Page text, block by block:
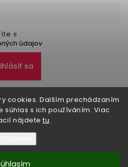
cookies. Dalším prechádzaním
súhlas s ich používáním. Viac
nájdete tu.
s
údajov
sa
cookies